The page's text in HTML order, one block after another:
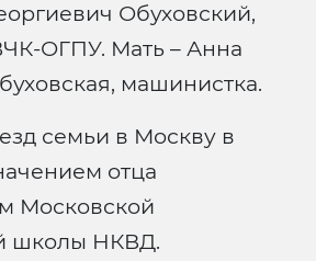
Обуховский,
ОГПУ. Мать – Анна
машинистка.
семьи в Москву в
отца
Московской
школы НКВД.